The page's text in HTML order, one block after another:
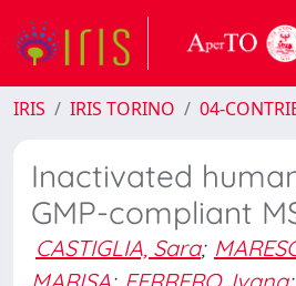
IRIS IRIS TORINO 04-
Inactivated
GMP-compliant
CASTIGLIA, Sara;